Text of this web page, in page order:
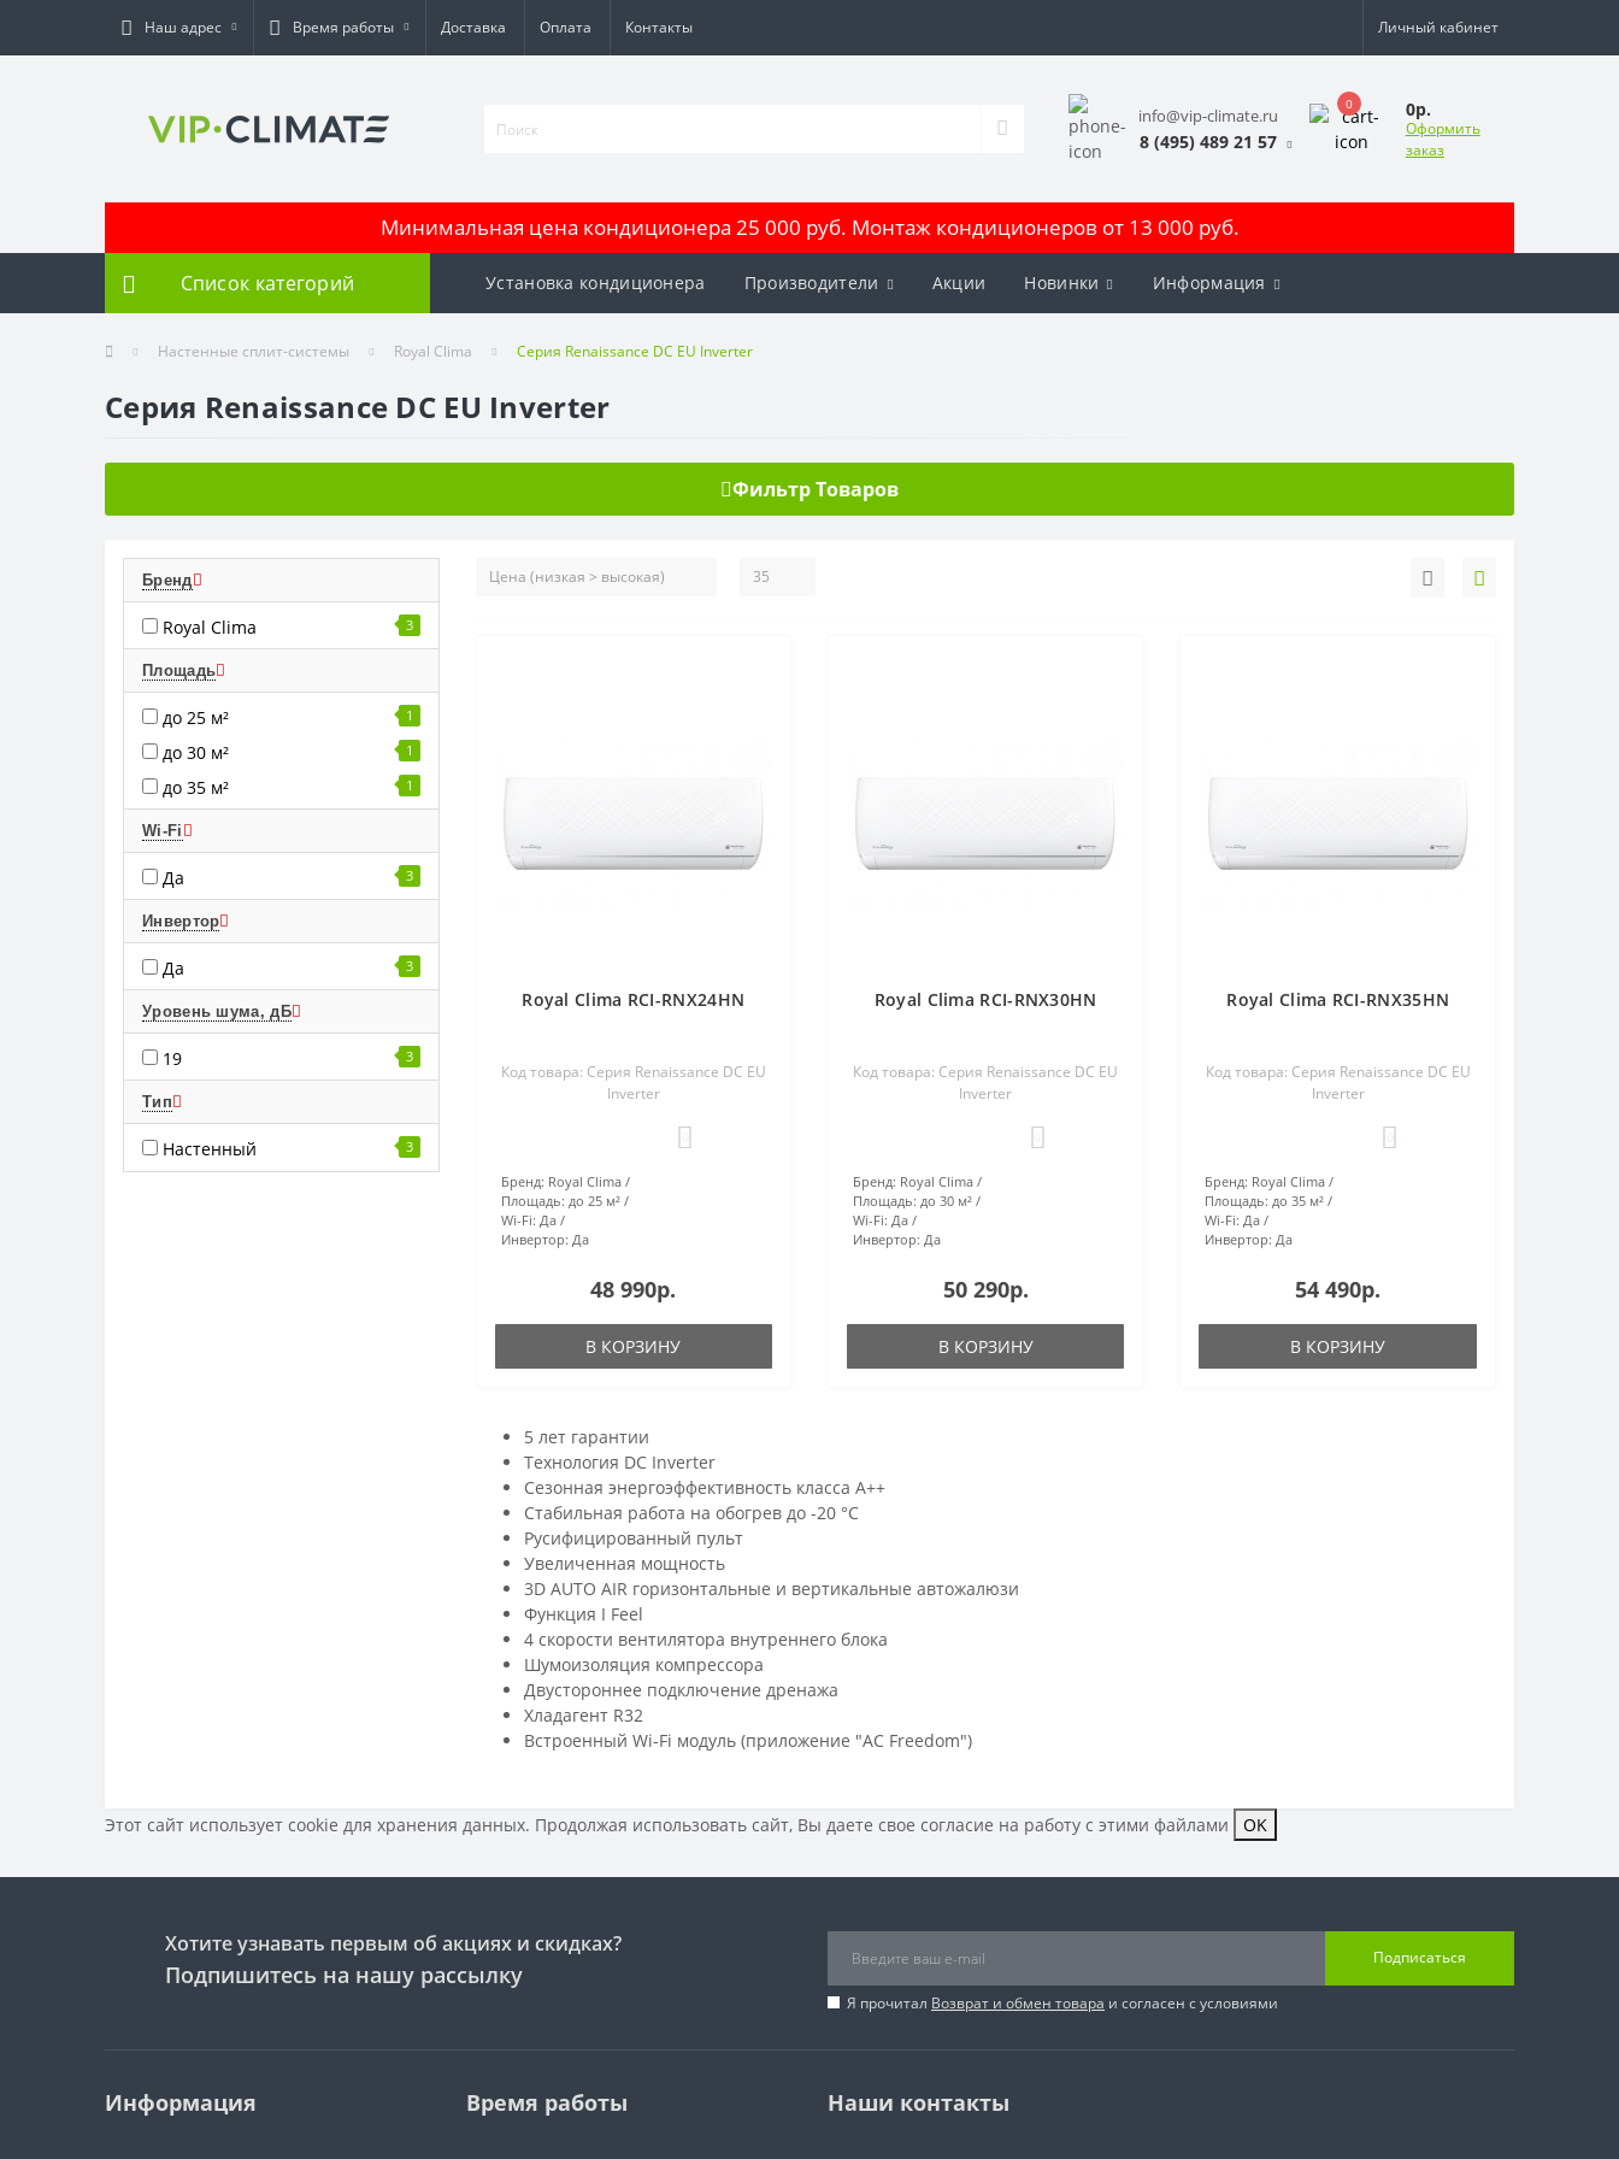
Наш адрес Время работы Доставка Оплата Контакты Личный кабинет
info@vip-climate.ru
8 (495) 489 21 57
0 0р.
Оформить
заказ
Минимальная цена кондиционера 25 000 руб. Монтаж кондиционеров от 13 000 руб.
Список категорий Установка кондиционера Производители Акции Новинки Информация
Настенные сплит-системы Royal Clima Серия Renaissance DC EU Inverter
Серия Renaissance DC EU Inverter
Фильтр Товаров
Бренд
Royal Clima 3
Площадь
до 25 м² 1
до 30 м² 1
до 35 м² 1
Wi-Fi
Да 3
Инвертор
Да 3
Уровень шума, дБ
19 3
Тип
Настенный 3
Royal Clima RCI-RNX24HN
Код товара: Серия Renaissance DC EU
Inverter
Бренд: Royal Clima
Площадь: до 25 м²
Wi-Fi: Да
Инвертор: Да
48 990р.
В КОРЗИНУ
Royal Clima RCI-RNX30HN
Код товара: Серия Renaissance DC EU
Inverter
Бренд: Royal Clima
Площадь: до 30 м²
Wi-Fi: Да
Инвертор: Да
50 290р.
В КОРЗИНУ
Royal Clima RCI-RNX35HN
Код товара: Серия Renaissance DC EU
Inverter
Бренд: Royal Clima
Площадь: до 35 м²
Wi-Fi: Да
Инвертор: Да
54 490р.
В КОРЗИНУ
5 лет гарантии
Технология DC Inverter
Сезонная энергоэффективность класса А++
Стабильная работа на обогрев до -20 °С
Русифицированный пульт
Увеличенная мощность
3D AUTO AIR горизонтальные и вертикальные автожалюзи
Функция I Feel
4 скорости вентилятора внутреннего блока
Шумоизоляция компрессора
Двустороннее подключение дренажа
Хладагент R32
Встроенный Wi-Fi модуль (приложение "AC Freedom")
Этот сайт использует cookie для хранения данных. Продолжая использовать сайт, Вы даете свое согласие на работу с этими файлами OK
Хотите узнавать первым об акциях и скидках?
Подпишитесь на нашу рассылку
Подписаться
Я прочитал Возврат и обмен товара и согласен с условиями
Информация Время работы Наши контакты